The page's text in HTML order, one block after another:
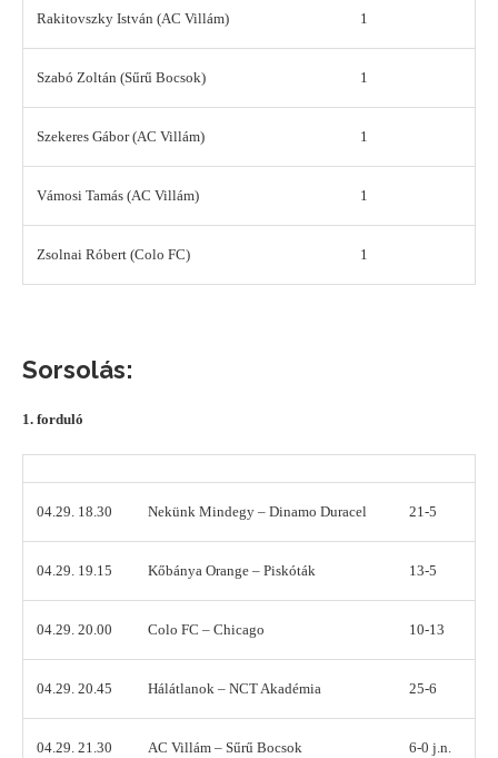
Rakitovszky István (AC Villám) 1
Szabó Zoltán (Sűrű Bocsok) 1
Szekeres Gábor (AC Villám) 1
Vámosi Tamás (AC Villám) 1
Zsolnai Róbert (Colo FC) 1
Sorsolás:
1. forduló
04.29. 18.30 Nekünk Mindegy – Dinamo Duracel 21-5
04.29. 19.15 Kőbánya Orange – Piskóták 13-5
04.29. 20.00 Colo FC – Chicago 10-13
04.29. 20.45 Hálátlanok – NCT Akadémia 25-6
04.29. 21.30 AC Villám – Sűrű Bocsok 6-0 j.n.